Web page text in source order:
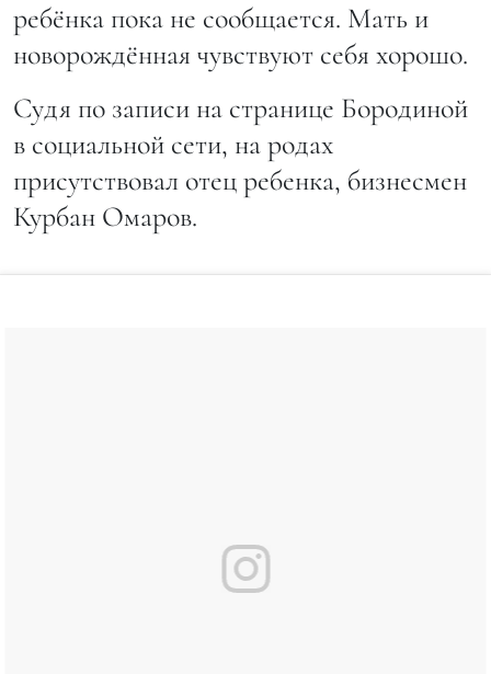
ребёнка пока не сообщается. Мать и
новорождённая чувствуют себя хорошо.
Судя по записи на странице Бородиной
в социальной сети, на родах
присутствовал отец ребенка, бизнесмен
Курбан Омаров.